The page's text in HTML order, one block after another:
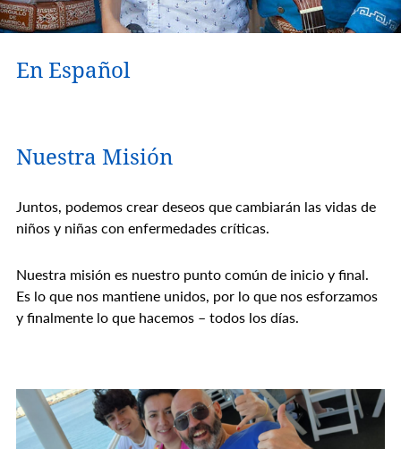
En Español
Nuestra Misión
Juntos, podemos crear deseos que cambiarán las vidas de
niños y niñas con enfermedades críticas.
Nuestra misión es nuestro punto común de inicio y final.
Es lo que nos mantiene unidos, por lo que nos esforzamos
y finalmente lo que hacemos – todos los días.